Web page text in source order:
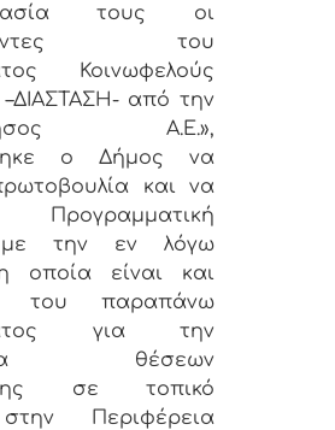
τους οι
του
Κοινωφελούς
από την
Α.Ε.»,
ο Δήμος να
και να
την εν λόγω
οποία είναι και
του παραπάνω
για την
θέσεων
σε τοπικό
Περιφέρεια